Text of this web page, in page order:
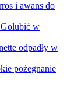
i awans do
w
odpadły w
pożegnanie